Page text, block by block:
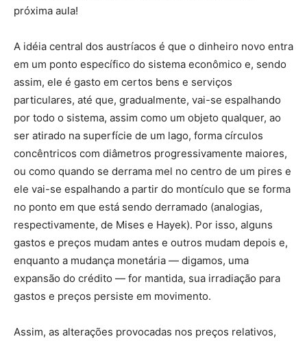
próxima aula!
A idéia central dos austríacos é que o dinheiro novo entra
em um ponto específico do sistema econômico e, sendo
assim, ele é gasto em certos bens e serviços
particulares, até que, gradualmente, vai-se espalhando
por todo o sistema, assim como um objeto qualquer, ao
ser atirado na superfície de um lago, forma círculos
concêntricos com diâmetros progressivamente maiores,
ou como quando se derrama mel no centro de um pires e
ele vai-se espalhando a partir do montículo que se forma
no ponto em que está sendo derramado (analogias,
respectivamente, de Mises e Hayek). Por isso, alguns
gastos e preços mudam antes e outros mudam depois e,
enquanto a mudança monetária — digamos, uma
expansão do crédito — for mantida, sua irradiação para
gastos e preços persiste em movimento.
Assim, as alterações provocadas nos preços relativos,